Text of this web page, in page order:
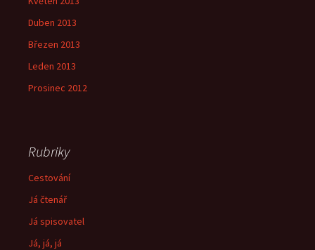
Duben 2013
Březen 2013
Leden 2013
Prosinec 2012
Rubriky
Cestování
Já čtenář
Já spisovatel
Já, já, já